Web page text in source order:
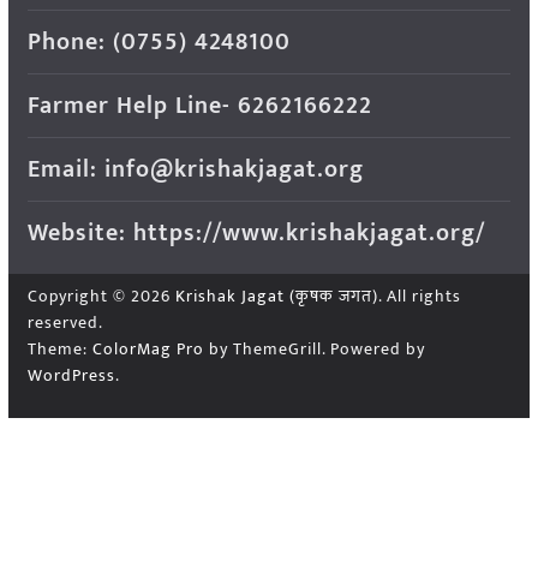
Phone: (0755) 4248100
Farmer Help Line- 6262166222
Email: info@krishakjagat.org
Website: https://www.krishakjagat.org/
Copyright © 2026 Krishak Jagat (कृषक जगत). All rights
reserved.
Theme: ColorMag Pro by ThemeGrill. Powered by
WordPress.